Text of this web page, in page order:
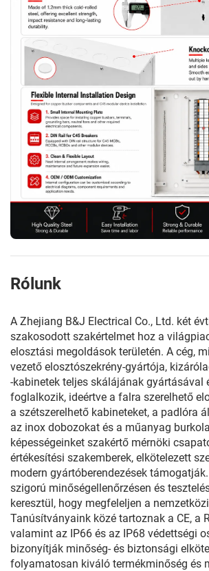
Rólunk
A Zhejiang B&J Electrical Co., Ltd. két
szakosodott szakértelmet hoz a
elosztási megoldások területén. A cég,
vezető elosztószekrény-gyártója,
-kabinetek teljes skálájának gyártásával
foglalkozik, ideértve a falra szerelhető
a szétszerelhető kabineteket, a padlóra
az inox dobozokat és a műanyag
képességeinket szakértő mérnöki
értékesítési szakemberek, elkötelezett
modern gyártóberendezések
szigorú minőségellenőrzésen és
keresztül, hogy megfeleljen a
Tanúsítványaink közé tartoznak a CE, a
valamint az IP66 és az IP68 védettségi
bizonyítják minőség- és biztonsági
folyamatosan kiváló termékminőség és